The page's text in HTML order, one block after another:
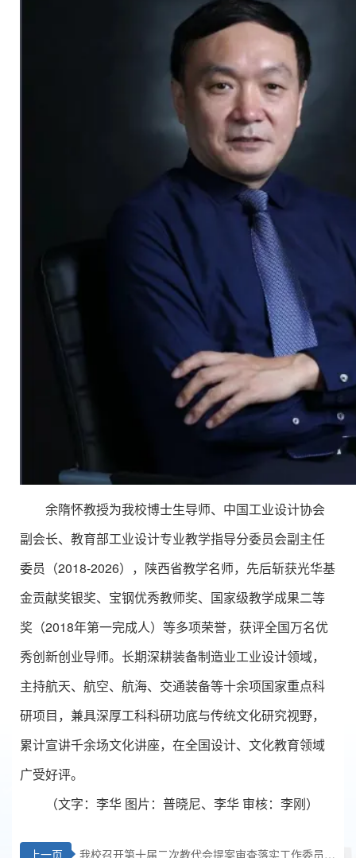
余隋怀教授为我校博士生导师、中国工业设计协会
副会长、教育部工业设计专业教学指导分委员会副主任
委员（2018-2026），陕西省教学名师，先后斩获光华基
金贡献奖银奖、宝钢优秀教师奖、国家级教学成果二等
奖（2018年第一完成人）等多项荣誉，获评全国万名优
秀创新创业导师。长期深耕装备制造业工业设计领域，
主持航天、航空、航海、交通装备等十余项国家重点科
研项目，兼具深厚工科科研功底与传统文化研究视野，
累计宣讲千余场文化讲座，在全国设计、文化教育领域
广受好评。
（文字：李华 图片：普晓尼、李华 审核：李刚）
上一页 我校召开第十届二次教代会提案审查落实工作委员会